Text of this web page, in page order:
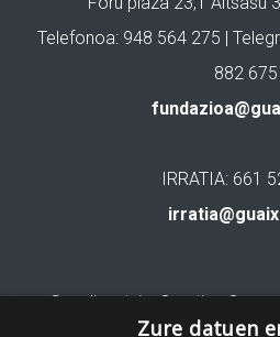
Telefonoa: 948 564 275 |
882 675
IRRATIA: 661
Gure lizentzia: Creative
Zure datuen